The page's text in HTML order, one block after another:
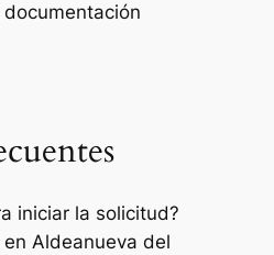
iniciar la solicitud?
Aldeanueva del